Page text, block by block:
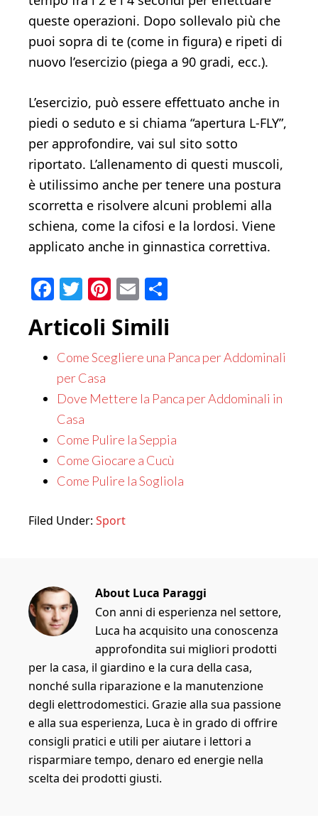
queste operazioni. Dopo sollevalo più che
puoi sopra di te (come in figura) e ripeti di
nuovo l’esercizio (piega a 90 gradi, ecc.).
L’esercizio, può essere effettuato anche in
piedi o seduto e si chiama “apertura L-FLY”,
per approfondire, vai sul sito sotto
riportato. L’allenamento di questi muscoli,
è utilissimo anche per tenere una postura
scorretta e risolvere alcuni problemi alla
schiena, come la cifosi e la lordosi. Viene
applicato anche in ginnastica correttiva.
Facebook
Twitter
Pinterest
Email
Articoli Simili
Come Scegliere una Panca per Addominali
per Casa
Dove Mettere la Panca per Addominali in
Casa
Come Pulire la Seppia
Come Giocare a Cucù
Come Pulire la Sogliola
Filed Under: Sport
About Luca Paraggi
Con anni di esperienza nel settore,
Luca ha acquisito una conoscenza
approfondita sui migliori prodotti
per la casa, il giardino e la cura della casa,
nonché sulla riparazione e la manutenzione
degli elettrodomestici. Grazie alla sua passione
e alla sua esperienza, Luca è in grado di offrire
consigli pratici e utili per aiutare i lettori a
risparmiare tempo, denaro ed energie nella
scelta dei prodotti giusti.